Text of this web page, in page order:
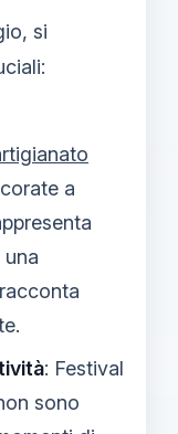
si
a
: Festival
sono